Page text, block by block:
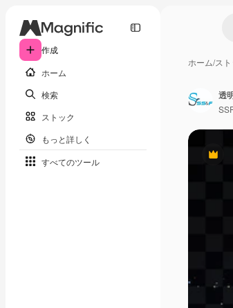
作成
ホーム
検索
ストック
もっと詳しく
すべてのツール
ホーム/スト
透